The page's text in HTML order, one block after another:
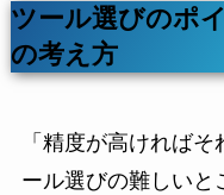
ツール選びのポ
の考え方
「精度が高ければ
ール選びの難しいと